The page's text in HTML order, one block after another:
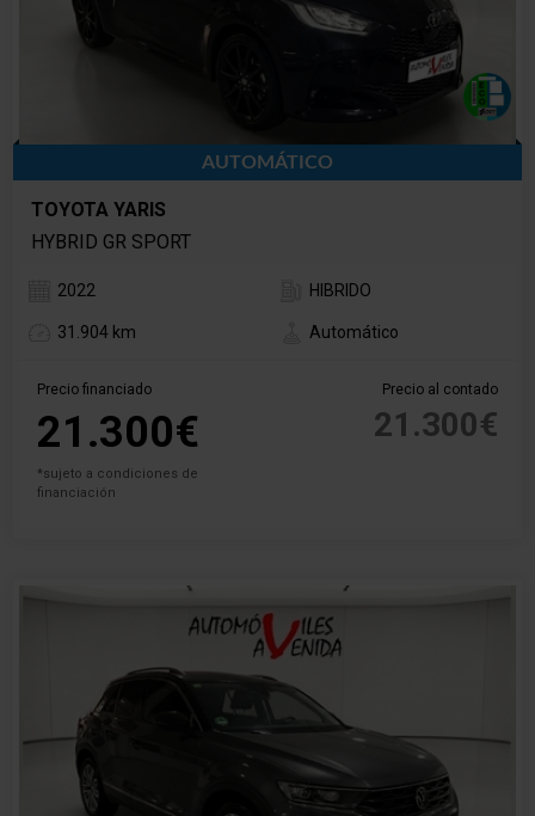
AUTOMÁTICO
TOYOTA YARIS
HYBRID GR SPORT
2022 HIBRIDO
31.904 km Automático
Precio financiado
21.300€
*sujeto a condiciones de
financiación
Precio al contado
21.300€